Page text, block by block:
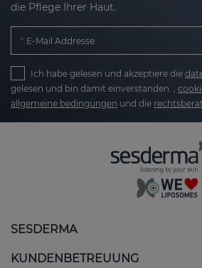
die Pflege Ihrer Haut.
E-Mail Addresse
Ich habe gelesen und akzeptiere die
gelesen und bin damit einverstanden. ,
allgemeine bedingungen und die
SESDERMA
KUNDENBETREUUNG